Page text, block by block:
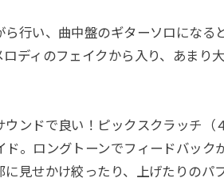
行い、曲中盤のギターソロになる
ディのフェイクから入り、あまり
ンドで良い！ピックスクラッチ（
。ロングトーンでフィードバック
見せかけ絞ったり、上げたりのパ